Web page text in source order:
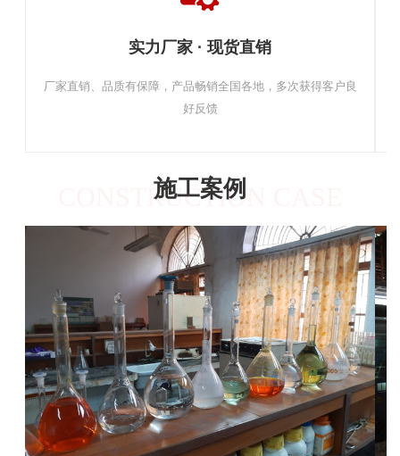
实力厂家 · 现货直销
厂家直销、品质有保障，产品畅销全国各地，多次获得客户良
好反馈
施工案例
CONSTRUCTION CASE